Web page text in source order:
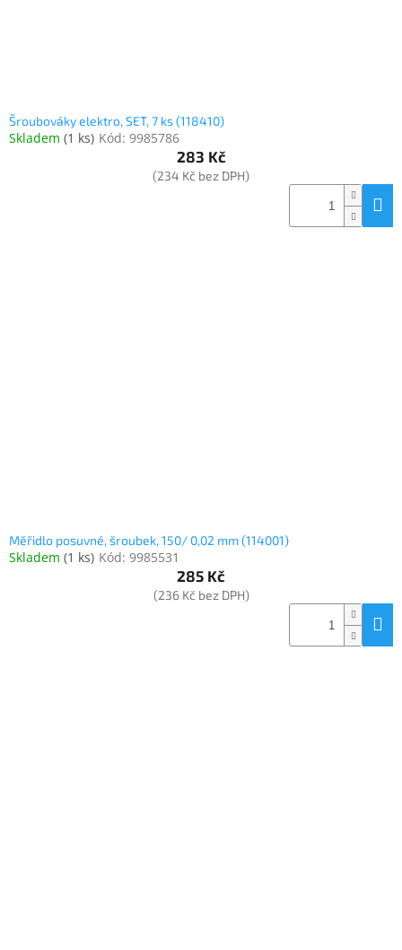
Šroubováky elektro, SET, 7 ks (118410)
Skladem (1 ks) Kód: 9985786
283 Kč
(234 Kč bez DPH)
Měřidlo posuvné, šroubek, 150/ 0,02 mm (114001)
Skladem (1 ks) Kód: 9985531
285 Kč
(236 Kč bez DPH)